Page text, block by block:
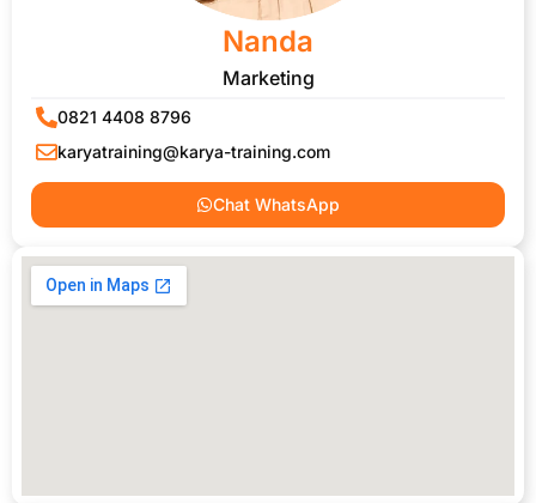
Nanda
Marketing
0821 4408 8796
karyatraining@karya-training.com
Chat WhatsApp